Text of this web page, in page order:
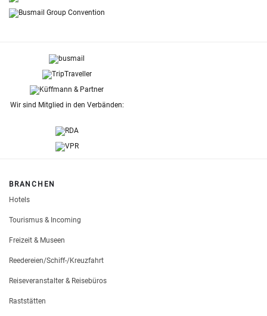
Wir sind Mitglied in den Verbänden:
BRANCHEN
Hotels
Tourismus & Incoming
Freizeit & Museen
Reedereien/Schiff-/Kreuzfahrt
Reiseveranstalter & Reisebüros
Raststätten